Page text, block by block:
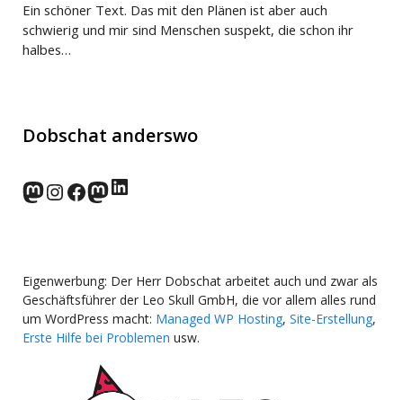
Ein schöner Text. Das mit den Plänen ist aber auch
schwierig und mir sind Menschen suspekt, die schon ihr
halbes…
Dobschat anderswo
norden.social
Instagram
Facebook
wp-punks.social
LinkedIn
Eigenwerbung: Der Herr Dobschat arbeitet auch und zwar als
Geschäftsführer der Leo Skull GmbH, die vor allem alles rund
um WordPress macht: Managed WP Hosting, Site-Erstellung,
Erste Hilfe bei Problemen usw.